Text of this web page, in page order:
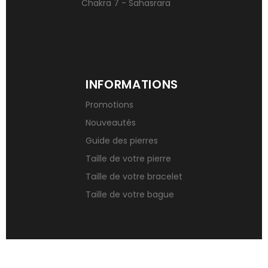
Chakra 7 - Sahasrara
INFORMATIONS
Promotions
Nouveautés
Guide des pierres
Taille de votre pierre
Taille de votre bracelet
Taille de votre bague